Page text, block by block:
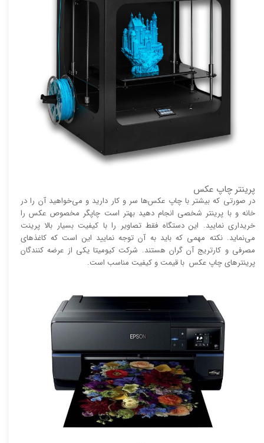
پرینتر چاپ عکس
در صورتی که بیشتر با چاپ عکس‌ها سر و کار دارید و می‌خواهید آن را در
خانه و با پرینتر شخصی انجام دهید بهتر است چاپگر مخصوص عکس را
خریداری نمایید. این دستگاه فقط تصاویر را با کیفیت بسیار بالا پرینت
می‌نماید. نکته مهمی که باید به آن توجه نمایید این است که کاغذ‌های
مصرفی و کارتریج آن گران هستند. شرکت کیومیتا یکی از عرضه کنندگان
پرینتر‌های چاپ عکس با قیمت و کیفیت مناسب است.